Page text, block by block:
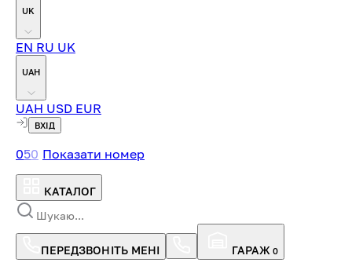
UK
EN RU UK
UAH
UAH USD EUR
ВХІД
050 Показати номер
КАТАЛОГ
ПЕРЕДЗВОНІТЬ МЕНІ ГАРАЖ 0